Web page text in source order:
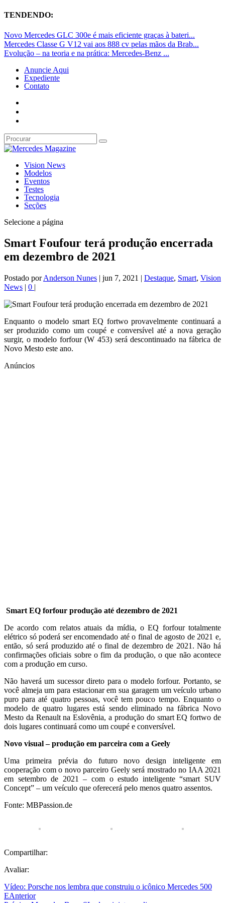
TENDENDO:
Novo Mercedes GLC 300e é mais eficiente graças à bateri...
Mercedes Classe G V12 vai aos 888 cv pelas mãos da Brab...
Evolução – na teoria e na prática: Mercedes-Benz ...
Anuncie Aqui
Expediente
Contato
Vision News
Modelos
Eventos
Testes
Tecnologia
Seções
Selecione a página
Smart Foufour terá produção encerrada
em dezembro de 2021
Postado porAnderson Nunes | jun 7, 2021 | Destaque, Smart, Vision
News | 0 |
Enquanto o modelo smart EQ fortwo provavelmente continuará a
ser produzido como um coupé e conversível até a nova geração
surgir, o modelo forfour (W 453) será descontinuado na fábrica de
Novo Mesto este ano.
Anúncios
Smart EQ forfour produção até dezembro de 2021
De acordo com relatos atuais da mídia, o EQ forfour totalmente
elétrico só poderá ser encomendado até o final de agosto de 2021 e,
então, só será produzido até o final de dezembro de 2021. Não há
confirmações oficiais sobre o fim da produção, o que não acontece
com a produção em curso.
Não haverá um sucessor direto para o modelo forfour. Portanto, se
você almeja um para estacionar em sua garagem um veículo urbano
puro para até quatro pessoas, você tem pouco tempo. Enquanto o
modelo de quatro lugares está sendo eliminado na fábrica Novo
Mesto da Renault na Eslovênia, a produção do smart EQ fortwo de
dois lugares continuará como um coupé e conversível.
Novo visual – produção em parceira com a Geely
Uma primeira prévia do futuro novo design inteligente em
cooperação com o novo parceiro Geely será mostrado no IAA 2021
em setembro de 2021 – com o estudo inteligente “smart SUV
Concept” – um veículo que oferecerá pelo menos quatro assentos.
Fonte: MBPassion.de
Compartilhar:
Avaliar:
Vídeo: Porsche nos lembra que construiu o icônico Mercedes 500
EAnterior